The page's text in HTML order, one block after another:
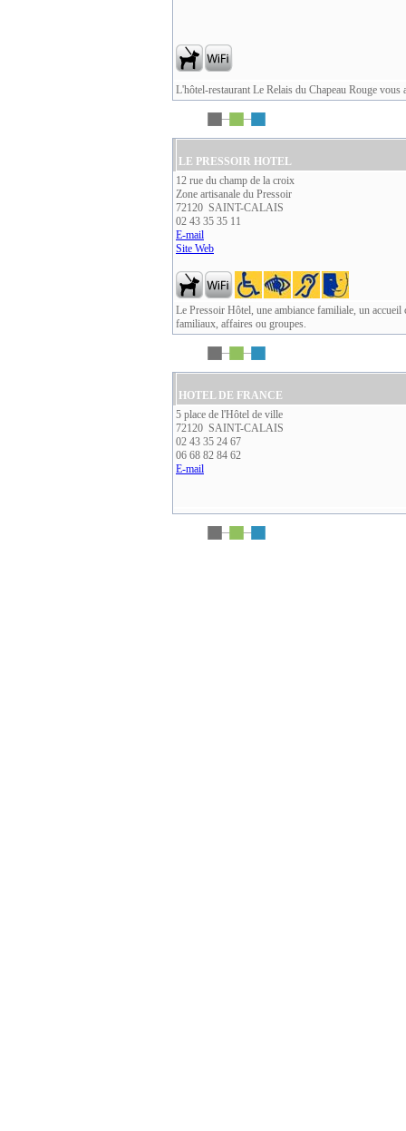
L'hôtel-restaurant Le Relais du Chapeau Rouge vous
LE PRESSOIR HOTEL
12 rue du champ de la croix
Zone artisanale du Pressoir
72120 SAINT-CALAIS
02 43 35 35 11
E-mail
Site Web
Le Pressoir Hôtel, une ambiance familiale, un
familiaux, affaires ou groupes.
HOTEL DE FRANCE
5 place de l'Hôtel de ville
72120 SAINT-CALAIS
02 43 35 24 67
06 68 82 84 62
E-mail